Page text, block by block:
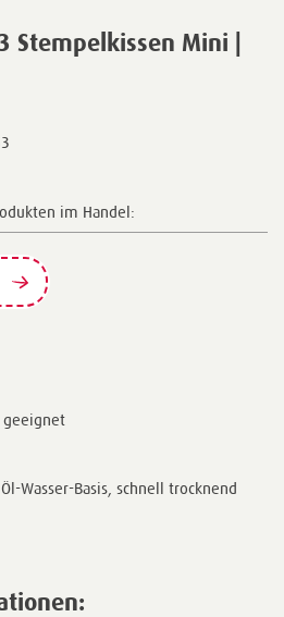
Stempelkissen Mini |
im Handel:
geeignet
Wasser-Basis, schnell trocknend